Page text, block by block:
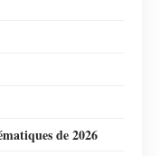
de 2026